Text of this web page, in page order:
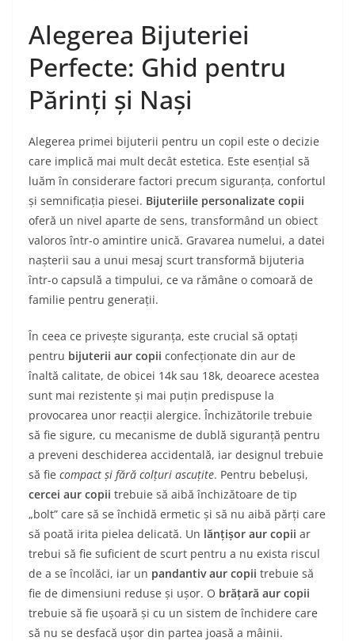
Alegerea Bijuteriei
Perfecte: Ghid pentru
Părinți și Nași
Alegerea primei bijuterii pentru un copil este o decizie
care implică mai mult decât estetica. Este esențial să
luăm în considerare factori precum siguranța, confortul
și semnificația piesei. Bijuteriile personalizate copii
oferă un nivel aparte de sens, transformând un obiect
valoros într-o amintire unică. Gravarea numelui, a datei
nașterii sau a unui mesaj scurt transformă bijuteria
într-o capsulă a timpului, ce va rămâne o comoară de
familie pentru generații.
În ceea ce privește siguranța, este crucial să optați
pentru bijuterii aur copii confecționate din aur de
înaltă calitate, de obicei 14k sau 18k, deoarece acestea
sunt mai rezistente și mai puțin predispuse la
provocarea unor reacții alergice. Închizătorile trebuie
să fie sigure, cu mecanisme de dublă siguranță pentru
a preveni deschiderea accidentală, iar designul trebuie
să fie compact și fără colțuri ascuțite. Pentru bebeluși,
cercei aur copii trebuie să aibă închizătoare de tip
„bolt” care să se închidă ermetic și să nu aibă părți care
să poată irita pielea delicată. Un lănțișor aur copii ar
trebui să fie suficient de scurt pentru a nu exista riscul
de a se încolăci, iar un pandantiv aur copii trebuie să
fie de dimensiuni reduse și ușor. O brățară aur copii
trebuie să fie ușoară și cu un sistem de închidere care
să nu se desfacă ușor din partea joasă a mâinii.